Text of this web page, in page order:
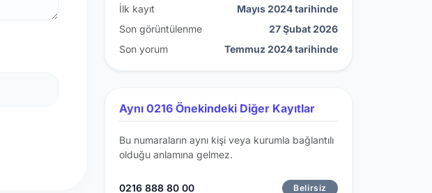
İlk kayıt
Mayıs 2024 tarihinde
Son görüntülenme
27 Şubat 2026
Son yorum
Temmuz 2024 tarihinde
Aynı 0216 Önekindeki Diğer Kayıtlar
Bu numaraların aynı kişi veya kurumla bağlantılı
olduğu anlamına gelmez.
0216 888 80 00 Belirsiz